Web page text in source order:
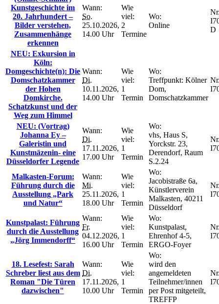
Kunstgeschichte im
20. Jahrhundert –
Bilder verstehen,
Zusammenhänge
erkennen
Wann:
So.
25.10.2026,
14.00 Uhr
Wie
viel:
2
Termine
Wo:
Online
D
NEU: Exkursion in
Köln:
Domgeschichte(n): Die
Domschatzkammer
der Hohen
Domkirche.
Schatzkunst und der
Weg zum Himmel
Wann:
Di.
10.11.2026,
14.00 Uhr
Wie
viel:
1
Termin
Wo:
Treffpunkt: Kölner
Dom,
Domschatzkammer
NEU: (Vortrag)
Johanna Ey –
Galeristin und
Kunstmäzenin- eine
Düsseldorfer Legende
Wann:
Di.
17.11.2026,
17.00 Uhr
Wie
viel:
1
Termin
Wo:
vhs, Haus S,
Yorckstr. 23,
Derendorf, Raum
S.2.24
Malkasten-Forum:
Führung durch die
Ausstellung „Park
und Natur“
Wann:
Mi.
25.11.2026,
18.00 Uhr
Wie
viel:
1
Termin
Wo:
Jacobistraße 6a,
Künstlerverein
Malkasten, 40211
Düsseldorf
Kunstpalast: Führung
durch die Ausstellung
„Jörg Immendorff“
Wann:
Fr.
04.12.2026,
16.00 Uhr
Wie
viel:
1
Termin
Wo:
Kunstpalast,
Ehrenhof 4-5,
ERGO-Foyer
18. Lesefest: Sarah
Schreber liest aus dem
Roman "Die Türen
dazwischen"
Wann:
Di.
17.11.2026,
10.00 Uhr
Wie
viel:
1
Termin
Wo:
wird den
angemeldeten
Teilnehmer/innen
per Post mitgeteilt,
TREFFP